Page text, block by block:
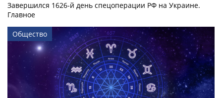
Завершился 1626-й день спецоперации РФ на Украине.
Главное
Общество